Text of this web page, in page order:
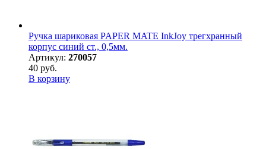
Ручка шариковая PAPER MATE InkJoy трегхранный
корпус синий ст., 0,5мм.
Артикул: 270057
40 руб.
В корзину